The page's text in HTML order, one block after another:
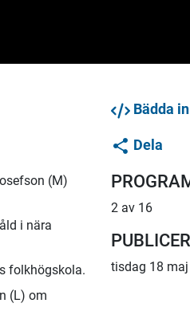
(M)
i nära
folkhögskola.
(L) om
Bädda in
Dela
2 av 16
tisdag 18 maj